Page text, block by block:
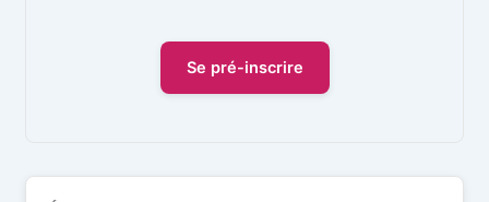
Se pré-inscrire